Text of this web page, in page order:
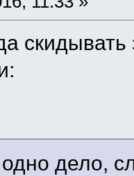
скидывать
дело,